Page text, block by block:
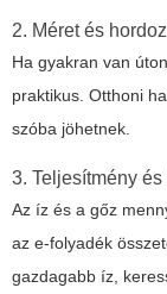
2. Méret és
Ha gyakran van
praktikus. Otthoni
szóba jöhetnek.
3. Teljesítmény és
Az íz és a gőz
az e-folyadék
gazdagabb íz,